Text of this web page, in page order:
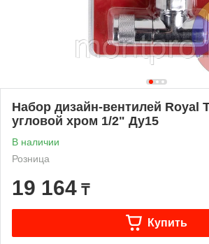
Набор дизайн-вентилей Royal
угловой хром 1/2" Ду15
В наличии
Розница
19 164 ₸
Купить